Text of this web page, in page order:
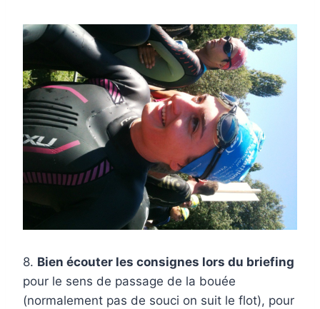
8. Bien écouter les consignes lors du briefing
pour le sens de passage de la bouée
(normalement pas de souci on suit le flot), pour